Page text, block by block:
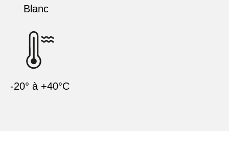
Blanc
-20° à +40°C